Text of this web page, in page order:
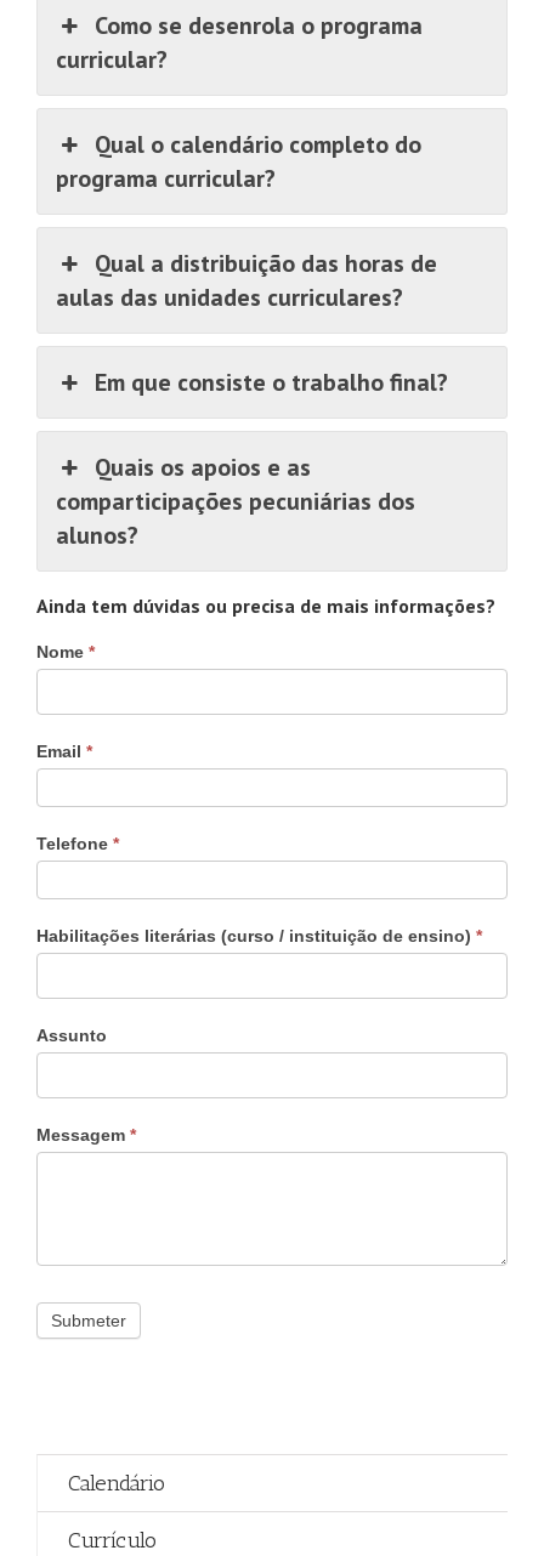
Como se desenrola o programa
curricular?
Qual o calendário completo do
programa curricular?
Qual a distribuição das horas de
aulas das unidades curriculares?
Em que consiste o trabalho final?
Quais os apoios e as
comparticipações pecuniárias dos
alunos?
Ainda tem dúvidas ou precisa de mais informações?
Contacto
–
Nome *
Email *
Telefone *
Habilitações literárias (curso / instituição de ensino) *
Assunto
Messagem *
Submeter
Calendário
Currículo